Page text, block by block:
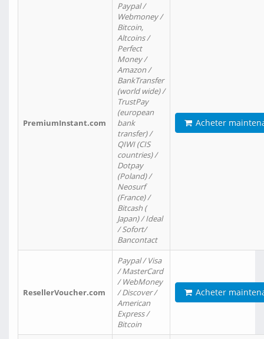
PremiumInstant.com
Paypal /
Webmoney /
Bitcoin,
Altcoins /
Perfect
Money /
Amazon /
BankTransfer
(world wide) /
TrustPay
(european
bank
transfer) /
QIWI (CIS
countries) /
Dotpay
(Poland) /
Neosurf
(France) /
Bitcash (
Japan) / Ideal
/ Sofort/
Bancontact
Acheter
ResellerVoucher.com
Paypal / Visa
/ MasterCard
/ WebMoney
/ Discover /
American
Express /
Bitcoin
Acheter